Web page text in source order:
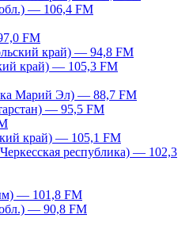
обл.) — 106,4 FM
FM
край) — 94,8 FM
край) — 105,3 FM
Марий Эл) — 88,7 FM
— 95,5 FM
край) — 105,1 FM
республика) — 102,3
— 101,8 FM
— 90,8 FM